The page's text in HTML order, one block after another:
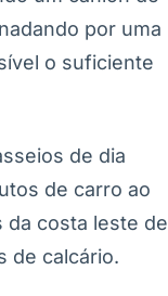
por uma
o suficiente
de dia
de carro ao
da costa leste de
de calcário.